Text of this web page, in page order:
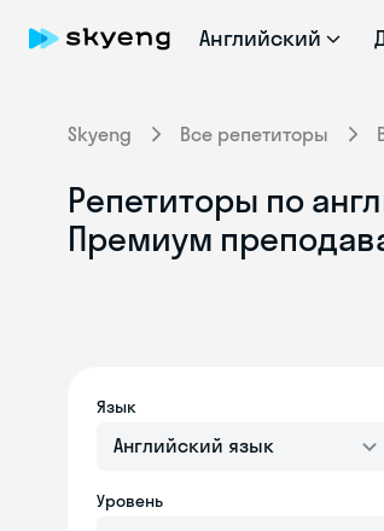
Английский
Skyeng Все репетиторы
Репетиторы по
Премиум
Язык
Английский язык
Уровень